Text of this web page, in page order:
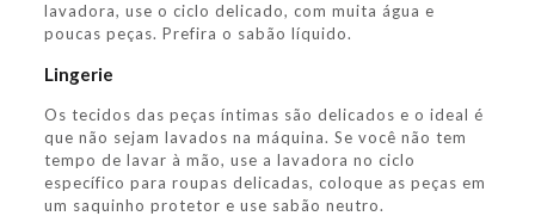
lavadora, use o ciclo delicado, com muita água e
poucas peças. Prefira o sabão líquido.
Lingerie
Os tecidos das peças íntimas são delicados e o ideal é
que não sejam lavados na máquina. Se você não tem
tempo de lavar à mão, use a lavadora no ciclo
específico para roupas delicadas, coloque as peças em
um saquinho protetor e use sabão neutro.